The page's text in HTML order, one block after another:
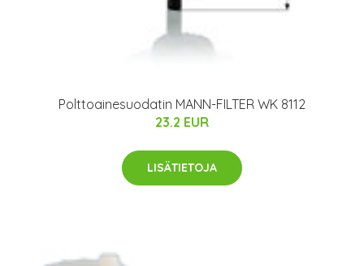
Polttoainesuodatin MANN-FILTER WK 8112
23.2 EUR
LISÄTIETOJA